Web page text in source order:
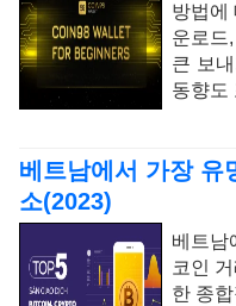
방법에
운로드
큰 보
동향도
베트남에서 가장 유
소(2023)
베트남
코인
한 종